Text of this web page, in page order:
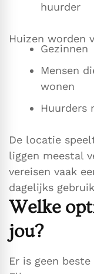
huurder
Huizen worden
Gezinnen
Mensen
wonen
Huurders
De locatie
liggen meestal
vereisen vaak
dagelijks
Welke
jou?
Er is geen